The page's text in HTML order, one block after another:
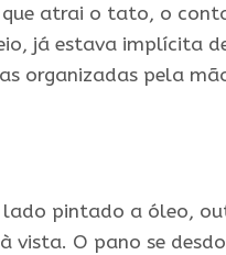
atrai o tato, o
já estava implícita
organizadas pela
lado pintado a óleo,
vista. O pano se